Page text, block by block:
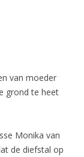
van moeder
grond te heet
Monika van
de diefstal op